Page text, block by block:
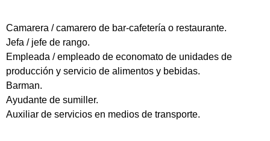
Camarera / camarero de bar-cafetería o restaurante.
Jefa / jefe de rango.
Empleada / empleado de economato de unidades de
producción y servicio de alimentos y bebidas.
Barman.
Ayudante de sumiller.
Auxiliar de servicios en medios de transporte.